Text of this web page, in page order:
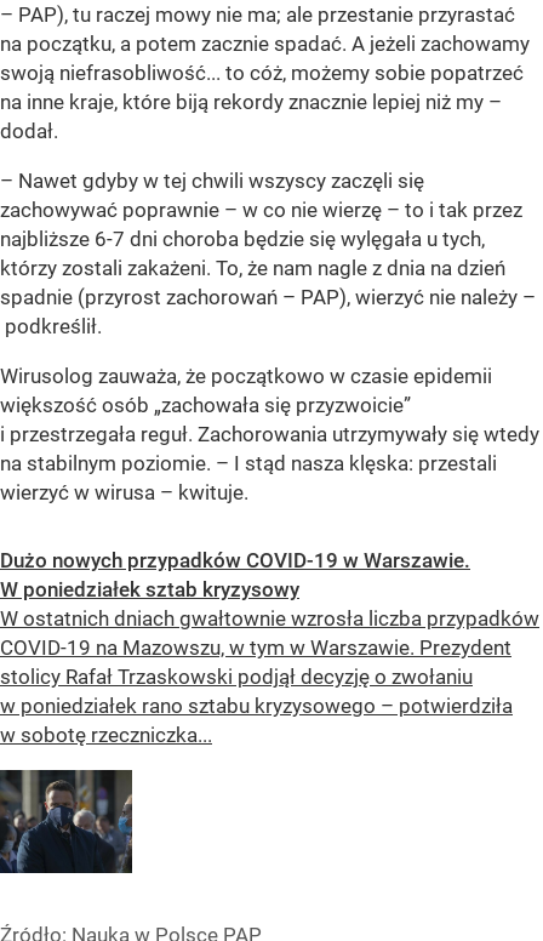
– PAP), tu raczej mowy nie ma; ale przestanie przyrastać
na początku, a potem zacznie spadać. A jeżeli zachowamy
swoją niefrasobliwość... to cóż, możemy sobie popatrzeć
na inne kraje, które biją rekordy znacznie lepiej niż my –
dodał.
– Nawet gdyby w tej chwili wszyscy zaczęli się
zachowywać poprawnie – w co nie wierzę – to i tak przez
najbliższe 6-7 dni choroba będzie się wylęgała u tych,
którzy zostali zakażeni. To, że nam nagle z dnia na dzień
spadnie (przyrost zachorowań – PAP), wierzyć nie należy –
podkreślił.
Wirusolog zauważa, że początkowo w czasie epidemii
większość osób „zachowała się przyzwoicie”
i przestrzegała reguł. Zachorowania utrzymywały się wtedy
na stabilnym poziomie. – I stąd nasza klęska: przestali
wierzyć w wirusa – kwituje.
Dużo nowych przypadków COVID-19 w Warszawie.
W poniedziałek sztab kryzysowy
W ostatnich dniach gwałtownie wzrosła liczba przypadków
COVID-19 na Mazowszu, w tym w Warszawie. Prezydent
stolicy Rafał Trzaskowski podjął decyzję o zwołaniu
w poniedziałek rano sztabu kryzysowego – potwierdziła
w sobotę rzeczniczka...
Źródło: Nauka w Polsce PAP